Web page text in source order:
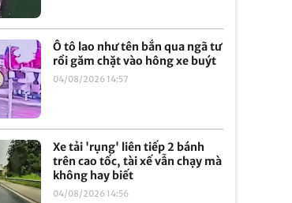
Ô tô lao như tên bắn qua ngã tư
rồi găm chặt vào hông xe buýt
04/08/2026 14:57
Xe tải 'rụng' liên tiếp 2 bánh
trên cao tốc, tài xế vẫn chạy mà
không hay biết
04/08/2026 14:56